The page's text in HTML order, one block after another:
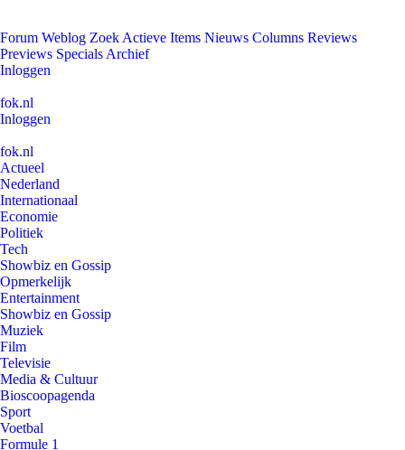
Forum Weblog Zoek Actieve Items Nieuws Columns Reviews
Previews Specials Archief
Inloggen
fok.nl
Inloggen
fok.nl
Actueel
Nederland
Internationaal
Economie
Politiek
Tech
Showbiz en Gossip
Opmerkelijk
Entertainment
Showbiz en Gossip
Muziek
Film
Televisie
Media & Cultuur
Bioscoopagenda
Sport
Voetbal
Formule 1